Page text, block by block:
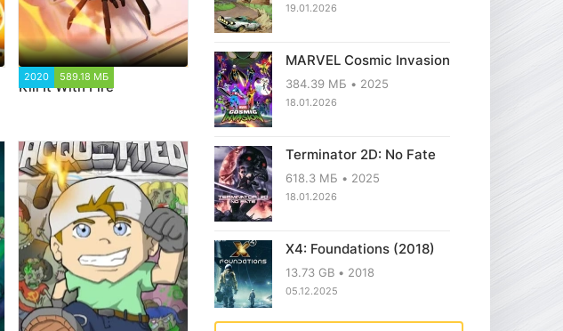
2020 589.18 МБ
Kill It With Fire
19.01.2026
MARVEL Cosmic Invasion
384.39 МБ 2025
18.01.2026
Terminator 2D: No Fate
618.3 МБ 2025
18.01.2026
X4: Foundations (2018)
13.73 GB 2018
05.12.2025